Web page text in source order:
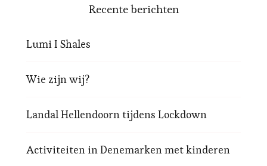
Recente berichten
Lumi I Shales
Wie zijn wij?
Landal Hellendoorn tijdens Lockdown
Activiteiten in Denemarken met kinderen